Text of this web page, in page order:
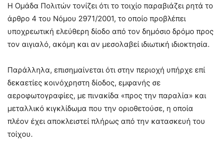
Η Ομάδα Πολιτών τονίζει ότι το τοιχίο παραβιάζει ρητά το
άρθρο 4 του Νόμου 2971/2001, το οποίο προβλέπει
υποχρεωτική ελεύθερη δίοδο από τον δημόσιο δρόμο προς
τον αιγιαλό, ακόμη και αν μεσολαβεί ιδιωτική ιδιοκτησία.
Παράλληλα, επισημαίνεται ότι στην περιοχή υπήρχε επί
δεκαετίες κοινόχρηστη δίοδος, εμφανής σε
αεροφωτογραφίες, με πινακίδα «προς την παραλία» και
μεταλλικό κιγκλίδωμα που την οριοθετούσε, η οποία
πλέον έχει αποκλειστεί πλήρως από την κατασκευή του
τοίχου.